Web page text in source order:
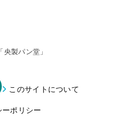
製パン堂」
このサイトについて
ポリシー